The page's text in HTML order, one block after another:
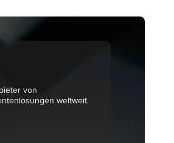
von
weltweit.